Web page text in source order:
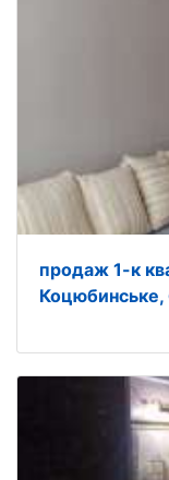
продаж 1-к